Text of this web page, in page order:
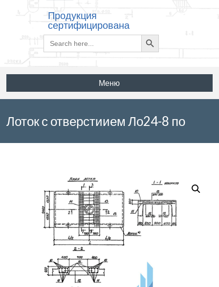
Продукция
сертифицирована
Search
for:
Search
Button
Меню
Лоток с отверстиием Ло24-8 по